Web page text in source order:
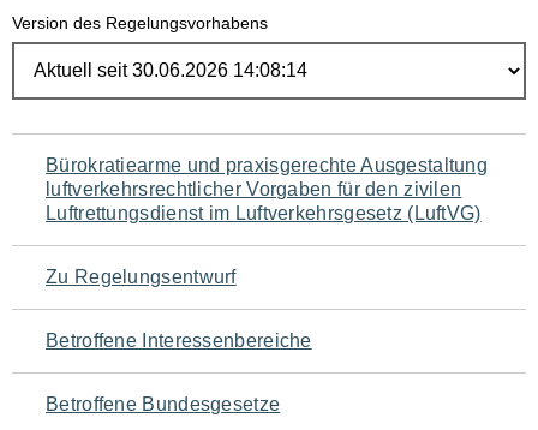
Version des Regelungsvorhabens
Navigation
für
den
Seiteninhalt
Bürokratiearme und praxisgerechte Ausgestaltung
luftverkehrsrechtlicher Vorgaben für den zivilen
Luftrettungsdienst im Luftverkehrsgesetz (LuftVG)
Zu Regelungsentwurf
Betroffene Interessenbereiche
Betroffene Bundesgesetze